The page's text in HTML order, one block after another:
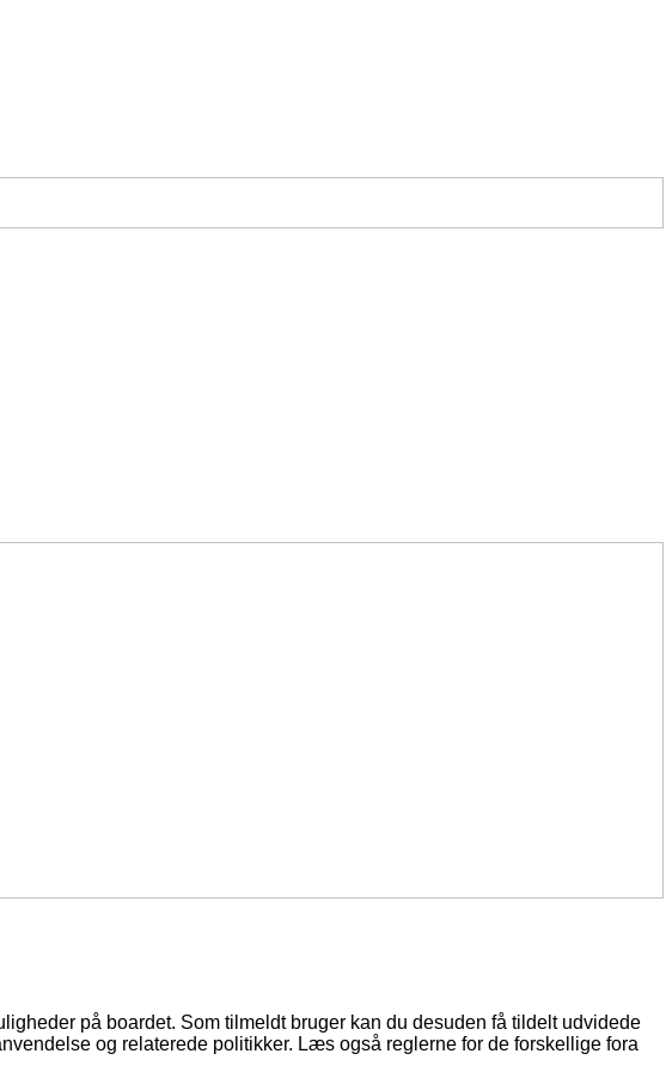
på boardet. Som tilmeldt bruger kan du desuden få tildelt udvidede
og relaterede politikker. Læs også reglerne for de forskellige fora